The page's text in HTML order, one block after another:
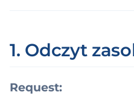
b
s
1. Odczyt
Request: